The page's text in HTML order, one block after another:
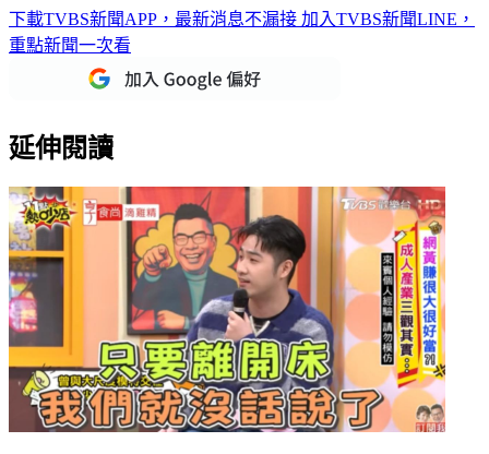
下載TVBS新聞APP，最新消息不漏接 加入TVBS新聞LINE，
重點新聞一次看
延伸閱讀